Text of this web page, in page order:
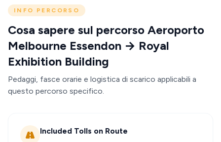
INFO PERCORSO
Cosa sapere sul percorso Aeroporto
Melbourne Essendon → Royal
Exhibition Building
Pedaggi, fasce orarie e logistica di scarico applicabili a
questo percorso specifico.
Included Tolls on Route